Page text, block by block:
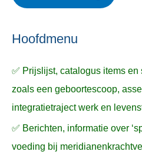
na
r
:
Hoofdmenu
✅ Prijslijst, catalogus items
zoals een geboortescoop,
integratietraject werk en
✅ Berichten, informatie over
voeding bij
n